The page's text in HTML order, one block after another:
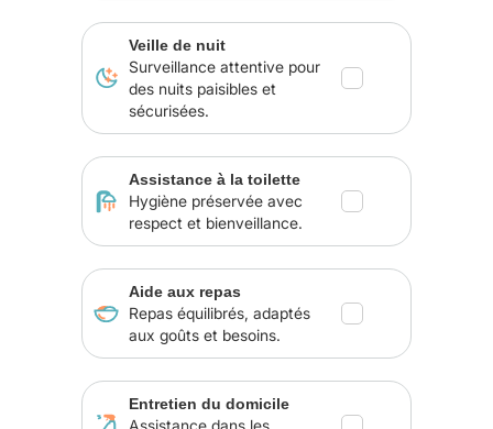
Veille de nuit
Surveillance attentive pour
des nuits paisibles et
sécurisées.
Assistance à la toilette
Hygiène préservée avec
respect et bienveillance.
Aide aux repas
Repas équilibrés, adaptés
aux goûts et besoins.
Entretien du domicile
Assistance dans les